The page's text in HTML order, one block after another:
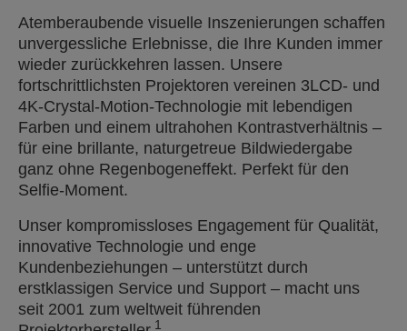
Atemberaubende visuelle Inszenierungen schaffen
unvergessliche Erlebnisse, die Ihre Kunden immer
wieder zurückkehren lassen. Unsere
fortschrittlichsten Projektoren vereinen 3LCD- und
4K-Crystal-Motion-Technologie mit lebendigen
Farben und einem ultrahohen Kontrastverhältnis –
für eine brillante, naturgetreue Bildwiedergabe
ganz ohne Regenbogeneffekt. Perfekt für den
Selfie-Moment.
Unser kompromissloses Engagement für Qualität,
innovative Technologie und enge
Kundenbeziehungen – unterstützt durch
erstklassigen Service und Support – macht uns
seit 2001 zum weltweit führenden
1